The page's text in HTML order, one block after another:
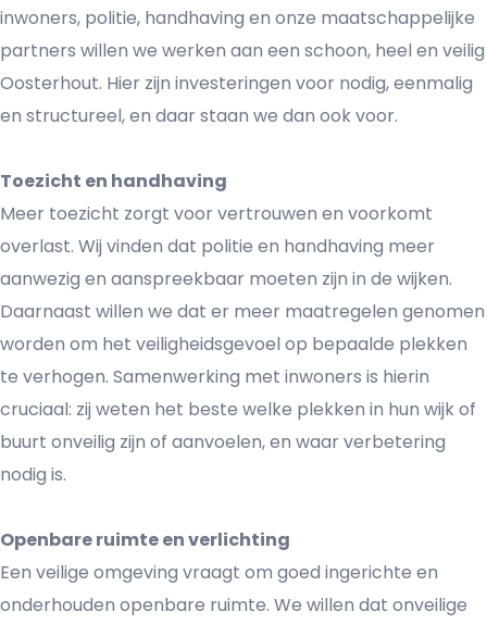
inwoners, politie, handhaving en onze maatschappelijke
partners willen we werken aan een schoon, heel en veilig
Oosterhout. Hier zijn investeringen voor nodig, eenmalig
en structureel, en daar staan we dan ook voor.
Toezicht en handhaving
Meer toezicht zorgt voor vertrouwen en voorkomt
overlast. Wij vinden dat politie en handhaving meer
aanwezig en aanspreekbaar moeten zijn in de wijken.
Daarnaast willen we dat er meer maatregelen genomen
worden om het veiligheidsgevoel op bepaalde plekken
te verhogen. Samenwerking met inwoners is hierin
cruciaal: zij weten het beste welke plekken in hun wijk of
buurt onveilig zijn of aanvoelen, en waar verbetering
nodig is.
Openbare ruimte en verlichting
Een veilige omgeving vraagt om goed ingerichte en
onderhouden openbare ruimte. We willen dat onveilige